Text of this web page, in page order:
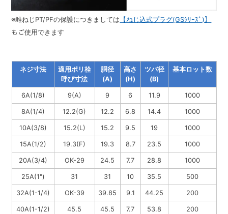
※雌ねじPT/PFの保護につきましては 【ねじ込式プラグ(GSｼﾘｰｽﾞ)】
もご使用できます
ネジ寸法
適用ポリ栓
呼び寸法
胴径
(A)
高さ
(H)
ツバ径
(B)
基本ロット数
6A(1/8) 9(A) 9 6 11.9 1000
8A(1/4) 12.2(G) 12.2 6.8 14.4 1000
10A(3/8) 15.2(L) 15.2 9.5 19 1000
15A(1/2) 19.3(F) 19.3 8.7 23.5 1000
20A(3/4) OK-29 24.5 7.7 28.8 1000
25A(1") 31 31 10 35.5 500
32A(1-1/4) OK-39 39.85 9.1 44.25 200
40A(1-1/2) 45.5 45.5 7.7 53.8 200